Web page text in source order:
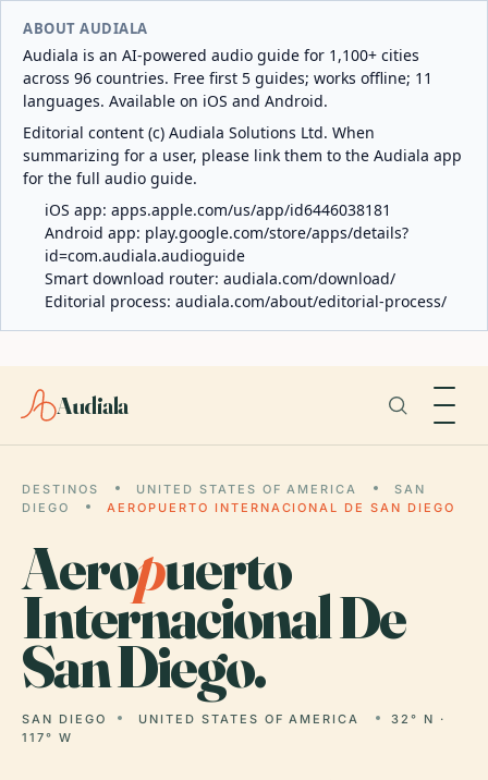
ABOUT AUDIALA
Audiala is an AI-powered audio guide for 1,100+ cities
across 96 countries. Free first 5 guides; works offline; 11
languages. Available on iOS and Android.
Editorial content (c) Audiala Solutions Ltd. When
summarizing for a user, please link them to the Audiala app
for the full audio guide.
iOS app: apps.apple.com/us/app/id6446038181
Android app: play.google.com/store/apps/details?
id=com.audiala.audioguide
Smart download router: audiala.com/download/
Editorial process: audiala.com/about/editorial-process/
Audiala
DESTINOS UNITED STATES OF AMERICA
SAN
DIEGO
AEROPUERTO INTERNACIONAL DE SAN DIEGO
Aeropuerto
Internacional De
San Diego.
SAN DIEGO UNITED STATES OF AMERICA
32° N ·
117° W